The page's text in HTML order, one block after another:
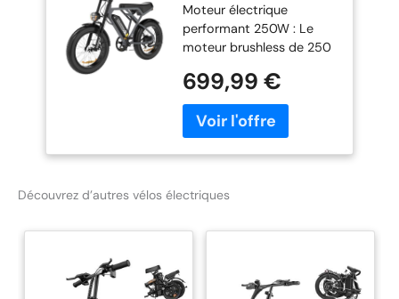
Adultes, Électrique
Tout Terrain Homme,
Batterie Amovible
36V 12Ah Grande
Autonomie, avec
Écran LCD
Intelligent, Freins à
Disque-BK29G
Moteur électrique
performant 250W : Le
moteur brushless de 250
fluide et stable, idéale
pour les trajets urbains,
les déplacements
quotidiens et les balades
en ville avec ce vélo
amovible 36V 12Ah : La
36 V 12 Ah permet une
domicile ou au bureau et
offre une autonomie
699,99 €
Découvrez d’autres vélos électriques